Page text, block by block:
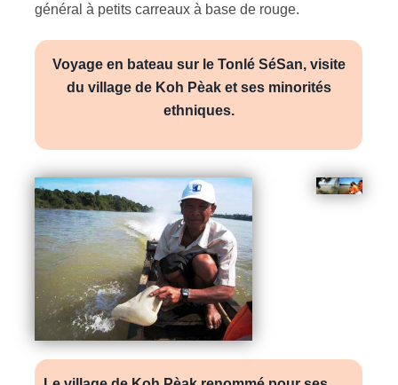
général à petits carreaux à base de rouge.
Voyage en bateau sur le Tonlé SéSan, visite
du village de Koh Pèak et ses minorités
ethniques.